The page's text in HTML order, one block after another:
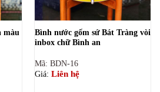
màu
Bình nước gốm sứ Bát Tràng vòi
inbox chữ Bình an
Mã: BDN-16
Giá: Liên hệ